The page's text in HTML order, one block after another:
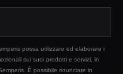
possa utilizzare ed elaborare i
sui suoi prodotti e servizi, in
È possibile rinunciare in